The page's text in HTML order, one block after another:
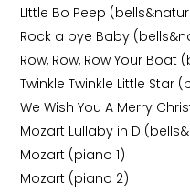
LIttle Bo Peep
Rock a bye Baby
Row, Row, Row Your Boat
Twinkle Twinkle Little Star
We Wish You A Merry
Mozart Lullaby in D
Mozart (piano 1)
Mozart (piano 2)